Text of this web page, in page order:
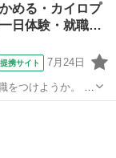
める・カイロプ
日体験・就職…
提携サイト 7月24日
をつけようか。 就